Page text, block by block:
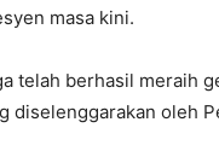
masa kini.
telah berhasil meraih
diselenggarakan oleh